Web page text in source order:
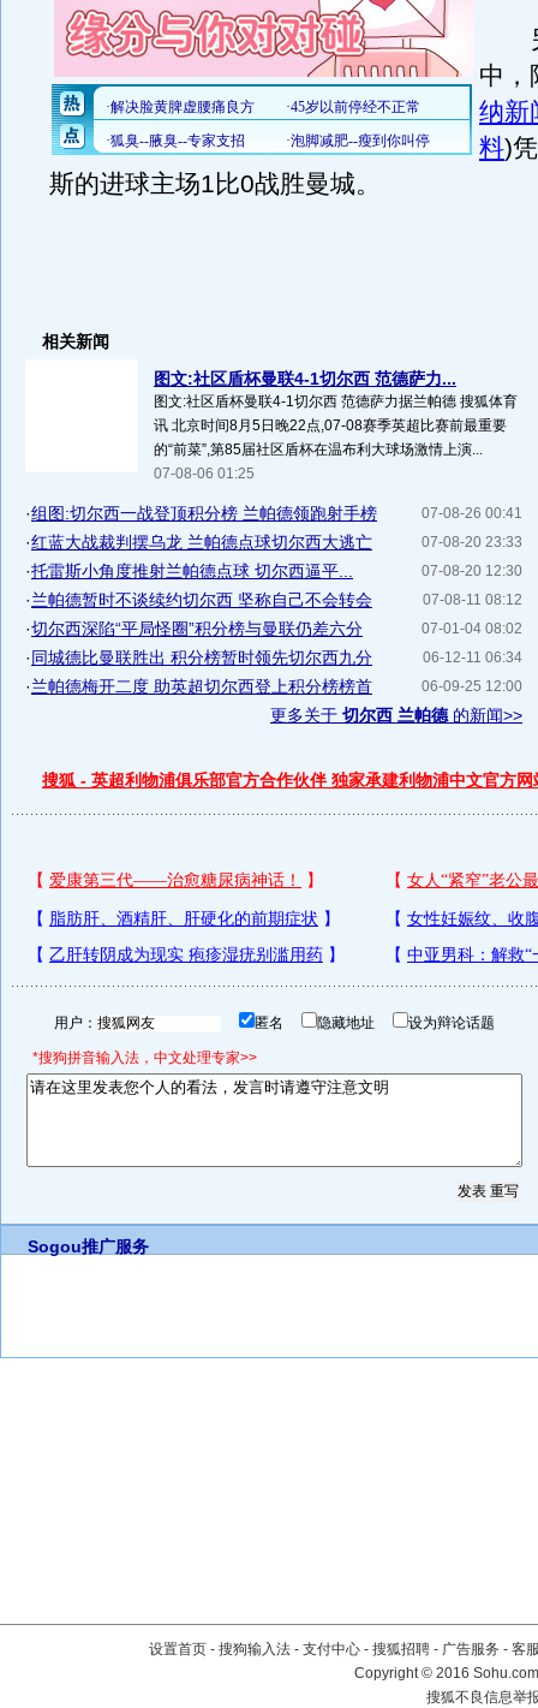
另
中，
纳新
料)
斯的进球主场1比0战胜曼城。
相关新闻
图文:社区盾杯曼联4-1切尔西 范德萨力...
图文:社区盾杯曼联4-1切尔西 范德萨力据兰帕德 搜狐体育
讯 北京时间8月5日晚22点,07-08赛季英超比赛前最重要
的“前菜”,第85届社区盾杯在温布利大球场激情上演...
07-08-06 01:25
07-08-26 00:41
·组图:切尔西一战登顶积分榜 兰帕德领跑射手榜
07-08-20 23:33
·红蓝大战裁判摆乌龙 兰帕德点球切尔西大逃亡
07-08-20 12:30
·托雷斯小角度推射兰帕德点球 切尔西逼平...
07-08-11 08:12
·兰帕德暂时不谈续约切尔西 坚称自己不会转会
07-01-04 08:02
·切尔西深陷“平局怪圈”积分榜与曼联仍差六分
06-12-11 06:34
·同城德比曼联胜出 积分榜暂时领先切尔西九分
06-09-25 12:00
·兰帕德梅开二度 助英超切尔西登上积分榜榜首
更多关于 切尔西 兰帕德 的新闻>>
搜狐 - 英超利物浦俱乐部官方合作伙伴 独家承建利物浦中文官方网
用户： 匿名 隐藏地址 设为辩论话题
*搜狗拼音输入法，中文处理专家>>
Sogou推广服务
设置首页 - 搜狗输入法 - 支付中心 - 搜狐招聘 - 广告服务 - 客
Copyright©2016
搜狐不良信息举